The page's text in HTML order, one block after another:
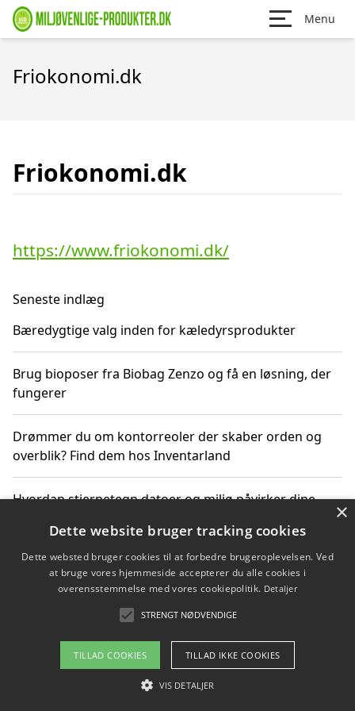
Menu
Friokonomi.dk
Friokonomi.dk
https://www.friokonomi.dk/
Seneste indlæg
Bæredygtige valg inden for kæledyrsprodukter
Brug bioposer fra Biobag Zenzo og få en løsning, der
fungerer
Drømmer du om kontorreoler der skaber orden og
overblik? Find dem hos Inventarland
Hvordan stjernetegn datoer og miljø påvirker dine
Bæredygtige gadgets til en grønnere hverdag
Om / kontakt
Blog Betingelser
×
Dette website bruger tracking cookies
Dette websted bruger cookies til at forbedre brugeroplevelsen. Ved
at bruge vores hjemmeside accepterer du alle cookies i
overensstemmelse med vores cookiepolitik. Detaljer
STRENGT NØDVENDIGE
TILLAD COOKIES TILLAD IKKE COOKIES
VIS DETALJER